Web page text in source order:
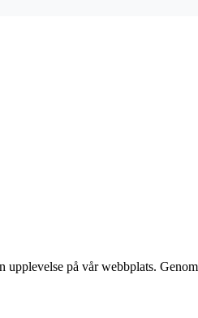
på vår webbplats.